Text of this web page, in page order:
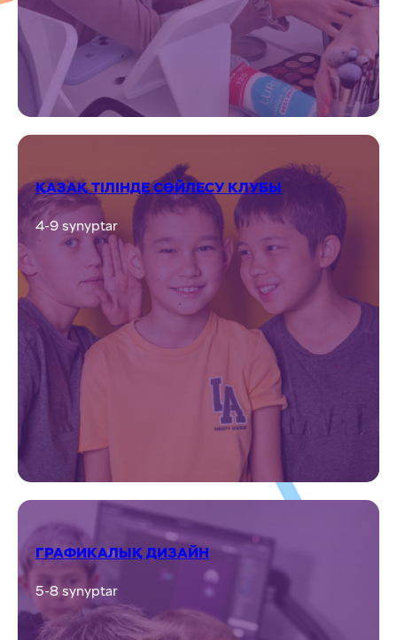
ҚАЗАҚ ТІЛІНДЕ СӨЙЛЕСУ КЛУБЫ
4-9 synyptar
ГРАФИКАЛЫҚ ДИЗАЙН
5-8 synyptar